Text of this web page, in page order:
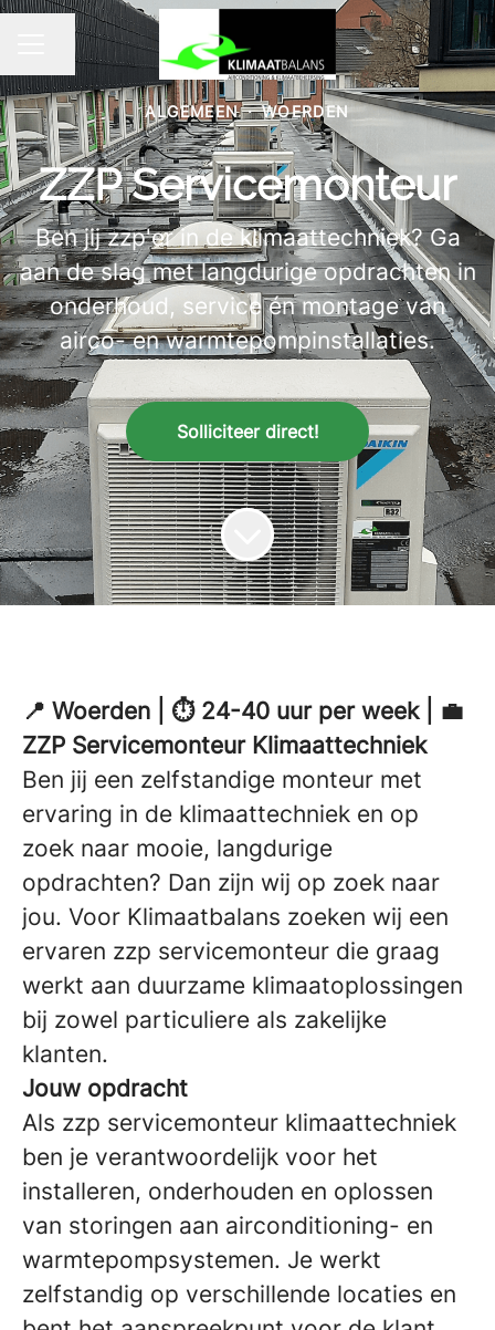
CARRIÈREMENU
Pagina delen
ALGEMEEN · WOERDEN
ZZP Servicemonteur
Ben jij zzp'er in de klimaattechniek? Ga
aan de slag met langdurige opdrachten in
onderhoud, service én montage van
airco- en warmtepompinstallaties.
Solliciteer direct!
📍 Woerden | ⏱ 24-40 uur per week | 💼
ZZP Servicemonteur Klimaattechniek
Ben jij een zelfstandige monteur met
ervaring in de klimaattechniek en op
zoek naar mooie, langdurige
opdrachten? Dan zijn wij op zoek naar
jou. Voor Klimaatbalans zoeken wij een
ervaren zzp servicemonteur die graag
werkt aan duurzame klimaatoplossingen
bij zowel particuliere als zakelijke
klanten.
Jouw opdracht
Als zzp servicemonteur klimaattechniek
ben je verantwoordelijk voor het
installeren, onderhouden en oplossen
van storingen aan airconditioning- en
warmtepompsystemen. Je werkt
zelfstandig op verschillende locaties en